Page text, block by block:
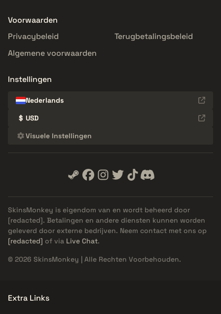
Voorwaarden
Privacybeleid
Terugbetalingsbeleid
Algemene voorwaarden
Instellingen
Nederlands
$ USD
Visuele Instellingen
SkinsMonkey is eigendom van en wordt beheerd door
[redacted]. Betalingen en andere diensten kunnen worden
geleverd door externe bedrijven. Neem contact met ons op
[redacted] of via Live Chat.
© 2026 SkinsMonkey | Alle Rechten Voorbehouden.
Extra Links